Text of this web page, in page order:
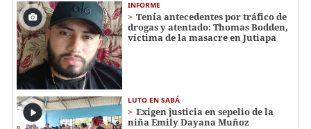
INFORME
Tenía antecedentes por tráfico de
drogas y atentado: Thomas Bodden,
víctima de la masacre en Jutiapa
LUTO EN SABÁ
Exigen justicia en sepelio de la
niña Emily Dayana Muñoz